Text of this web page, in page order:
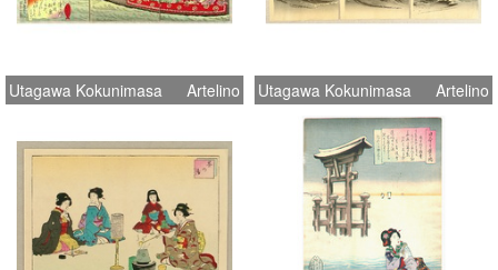
Utagawa Kokunimasa Artelino Utagawa Kokunimasa Artelino